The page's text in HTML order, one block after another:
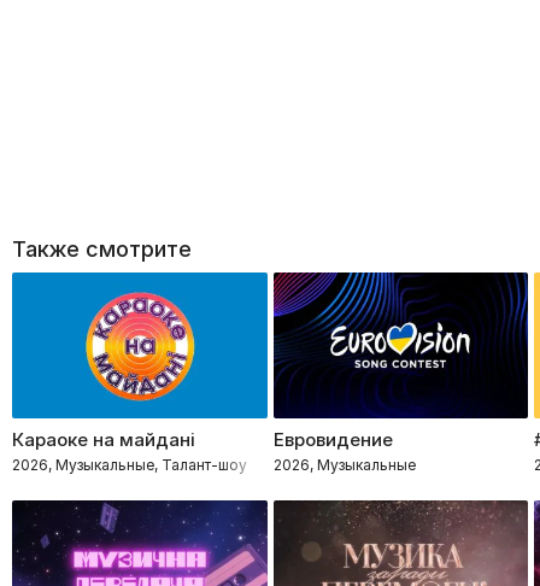
Также смотрите
Караоке на майдані
2026, Музыкальные, Талант-шоу
Евровидение
2026, Музыкальные